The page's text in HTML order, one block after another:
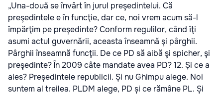
„Una-două se învârt în jurul preşedintelui. Că
preşedintele e în funcţie, dar ce, noi vrem acum să-l
împărţim pe preşedinte? Conform regulilor, când îţi
asumi actul guvernării, aceasta înseamnă şi pârghii.
Pârghii înseamnă funcţii. De ce PD să aibă şi spicher, şi
preşedinte? În 2009 câte mandate avea PD? 12. Și ce a
ales? Președintele republicii. Și nu Ghimpu alege. Noi
suntem al treilea. PLDM alege, PD și ce rămâne PL. Și